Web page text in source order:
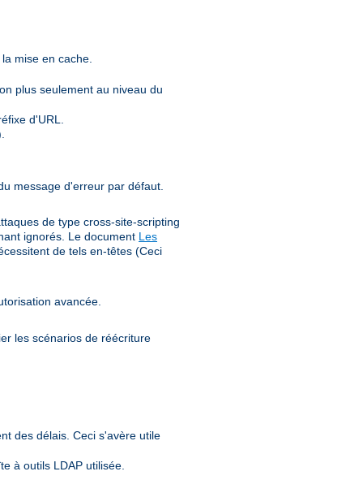
mise en cache.
plus seulement au niveau du
d'URL.
message d'erreur par défaut.
de type cross-site-scripting
ignorés. Le document Les
de tels en-têtes (Ceci
avancée.
les scénarios de réécriture
des délais. Ceci s'avère utile
à outils LDAP utilisée.